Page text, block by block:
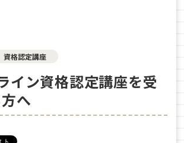
資格認定講座
イン資格認定講座を受
へ